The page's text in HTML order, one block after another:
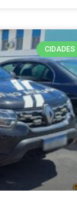
CIDADES